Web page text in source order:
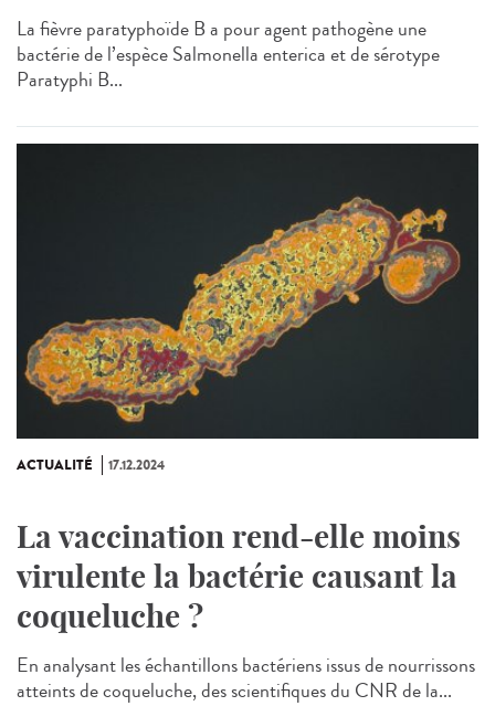
La fièvre paratyphoïde B a pour agent pathogène une
bactérie de l’espèce Salmonella enterica et de sérotype
Paratyphi B...
ACTUALITÉ 17.12.2024
La vaccination rend-elle moins
virulente la bactérie causant la
coqueluche ?
En analysant les échantillons bactériens issus de nourrissons
atteints de coqueluche, des scientifiques du CNR de la...